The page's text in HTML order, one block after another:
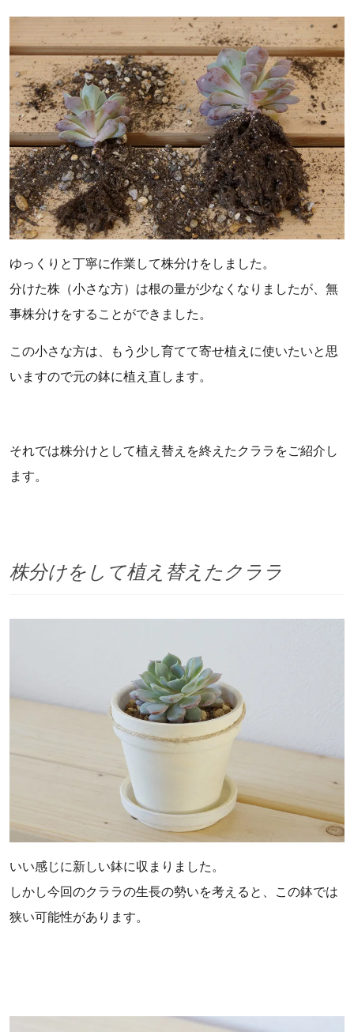
ゆっくりと丁寧に作業して株分けをしました。
分けた株（小さな方）は根の量が少なくなりましたが、無
事株分けをすることができました。
この小さな方は、もう少し育てて寄せ植えに使いたいと思
いますので元の鉢に植え直します。
それでは株分けとして植え替えを終えたクララをご紹介し
ます。
株分けをして植え替えたクララ
いい感じに新しい鉢に収まりました。
しかし今回のクララの生長の勢いを考えると、この鉢では
狭い可能性があります。